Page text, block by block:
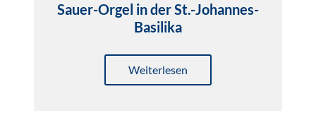
Sauer-Orgel in der St.-Johannes-
Basilika
Weiterlesen